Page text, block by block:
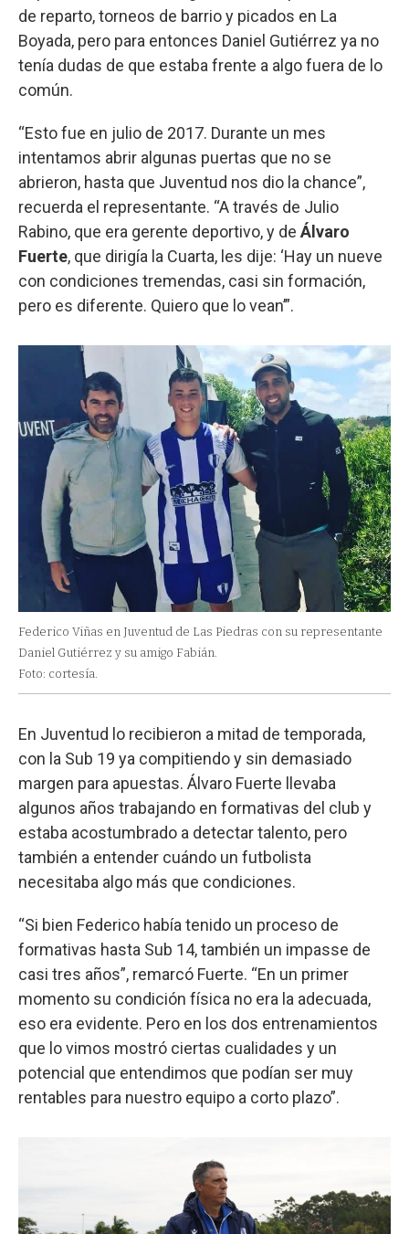
de reparto, torneos de barrio y picados en La
Boyada, pero para entonces Daniel Gutiérrez ya no
tenía dudas de que estaba frente a algo fuera de lo
común.
“Esto fue en julio de 2017. Durante un mes
intentamos abrir algunas puertas que no se
abrieron, hasta que Juventud nos dio la chance”,
recuerda el representante. “A través de Julio
Rabino, que era gerente deportivo, y de Álvaro
Fuerte, que dirigía la Cuarta, les dije: ‘Hay un nueve
con condiciones tremendas, casi sin formación,
pero es diferente. Quiero que lo vean’”.
Federico Viñas en Juventud de Las Piedras con su representante
Daniel Gutiérrez y su amigo Fabián.
Foto: cortesía.
En Juventud lo recibieron a mitad de temporada,
con la Sub 19 ya compitiendo y sin demasiado
margen para apuestas. Álvaro Fuerte llevaba
algunos años trabajando en formativas del club y
estaba acostumbrado a detectar talento, pero
también a entender cuándo un futbolista
necesitaba algo más que condiciones.
“Si bien Federico había tenido un proceso de
formativas hasta Sub 14, también un impasse de
casi tres años”, remarcó Fuerte. “En un primer
momento su condición física no era la adecuada,
eso era evidente. Pero en los dos entrenamientos
que lo vimos mostró ciertas cualidades y un
potencial que entendimos que podían ser muy
rentables para nuestro equipo a corto plazo”.